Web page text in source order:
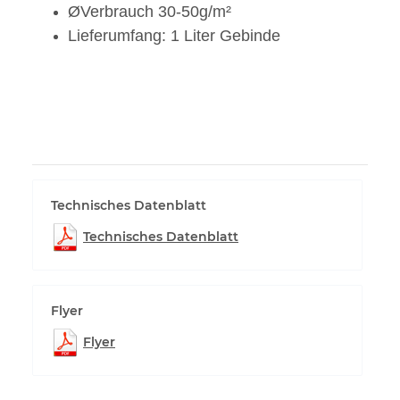
ØVerbrauch 30-50g/m²
Lieferumfang: 1 Liter Gebinde
Technisches Datenblatt
Technisches Datenblatt
Flyer
Flyer